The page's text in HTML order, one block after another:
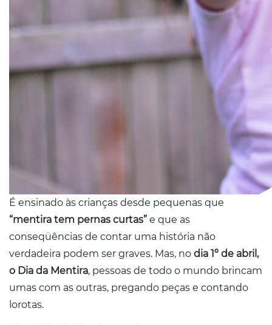
É ensinado às crianças desde pequenas que
“mentira tem pernas curtas” e que as
conseqüências de contar uma história não
verdadeira podem ser graves. Mas, no dia 1º de abril,
o Dia da Mentira, pessoas de todo o mundo brincam
umas com as outras, pregando peças e contando
lorotas.